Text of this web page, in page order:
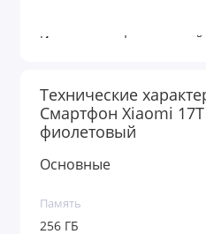
Ищете смартфон, который
стоимость? Xiaomi 17T в
конфигурации 12/256 ГБ
Элегантный современный
полноценной защитой от
стандарту IP68 позволяет
в любых погодных
Технические
Смартфон Xiaomi
фиолетовый
Основные
Память
256 ГБ